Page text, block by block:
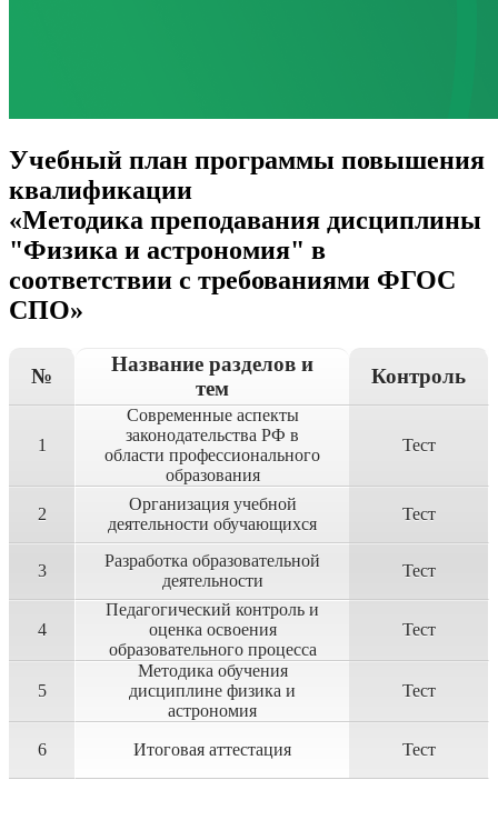
Учебный план программы повышения
квалификации
«Методика преподавания дисциплины
"Физика и астрономия" в
соответствии с требованиями ФГОС
СПО»
№
Название разделов и
тем
Контроль
1
Современные аспекты
законодательства РФ в
области профессионального
образования
Тест
2
Организация учебной
деятельности обучающихся
Тест
3
Разработка образовательной
деятельности
Тест
4
Педагогический контроль и
оценка освоения
образовательного процесса
Тест
5
Методика обучения
дисциплине физика и
астрономия
Тест
6 Итоговая аттестация Тест